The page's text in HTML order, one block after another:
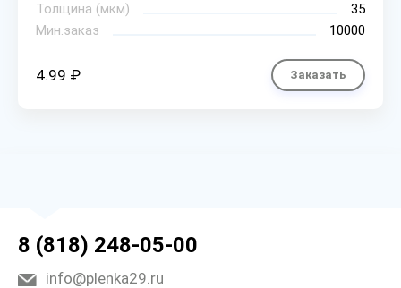
Толщина (мкм)
35
Мин.заказ
10000
4.99 ₽ Заказать
8 (818) 248-05-00
info@plenka29.ru